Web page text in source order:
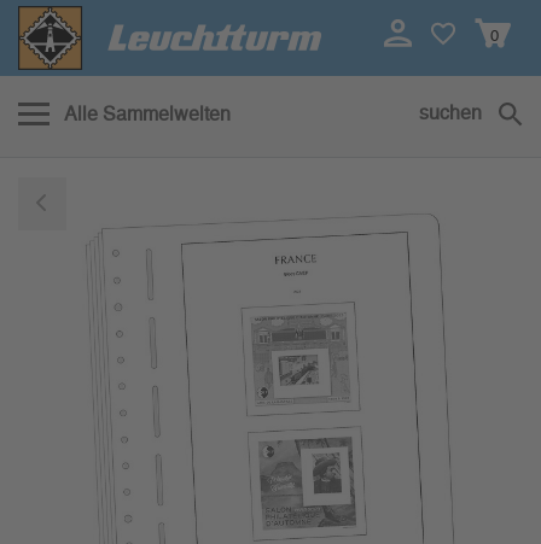
0
Alle Sammelwelten suchen